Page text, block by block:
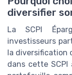
diversifier
La SCPI
investisseurs
la diversification
dans cette SCPI